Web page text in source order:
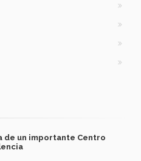
de un importante Centro